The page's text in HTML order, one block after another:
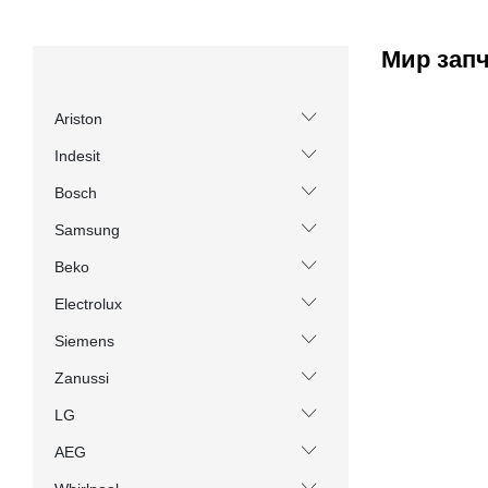
Ariston
Indesit
Bosch
Samsung
Beko
Electrolux
Siemens
Zanussi
LG
AEG
Мир